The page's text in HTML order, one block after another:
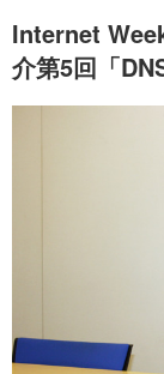
Internet
介第5回「